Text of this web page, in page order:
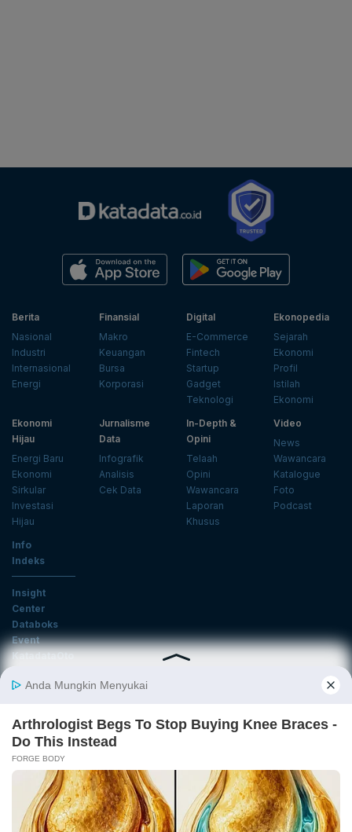
Berita
Nasional
Industri
Internasional
Energi
Finansial
Makro
Keuangan
Bursa
Korporasi
Digital
E-Commerce
Fintech
Startup
Gadget
Teknologi
Ekonopedia
Sejarah
Ekonomi
Profil
Istilah
Ekonomi
Ekonomi
Hijau
Energi Baru
Ekonomi
Sirkular
Investasi
Hijau
Jurnalisme
Data
Infografik
Analisis
Cek Data
In-Depth &
Opini
Telaah
Opini
Wawancara
Laporan
Khusus
Video
News
Wawancara
Katalogue
Foto
Podcast
Info
Indeks
Insight
Center
Databoks
Event
KatadataOto
Email
Daftar